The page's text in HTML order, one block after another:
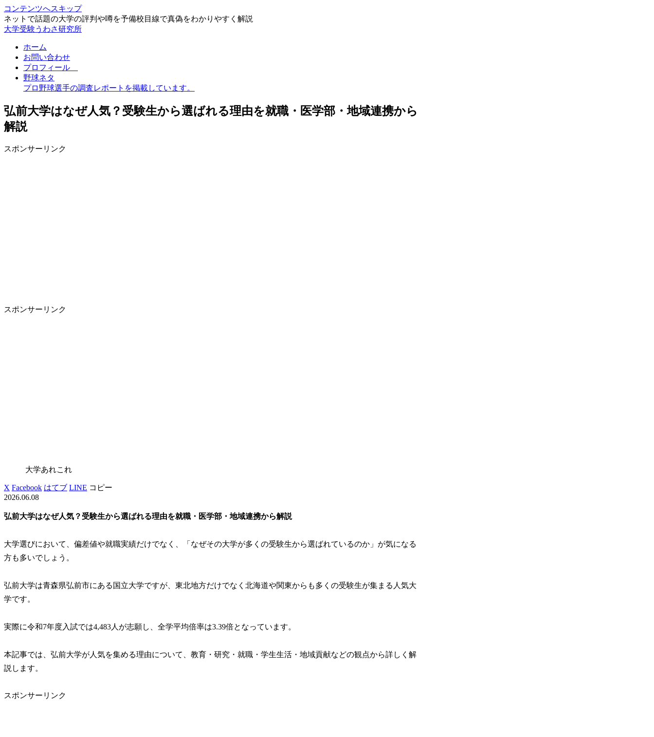
コンテンツへスキップ
ネットで話題の大学の評判や噂を予備校目線で真偽をわかりやすく解説
大学受験うわさ研究所
ホーム
お問い合わせ
プロフィール
野球ネタ
プロ野球選手の調査レポートを掲載しています。
弘前大学はなぜ人気？受験生から選ばれる理由を就職・医学部・地域連携から
解説
スポンサーリンク
スポンサーリンク
大学あれこれ
X Facebook はてブ LINE コピー
2026.06.08
弘前大学はなぜ人気？受験生から選ばれる理由を就職・医学部・地域連携から解説
大学選びにおいて、偏差値や就職実績だけでなく、「なぜその大学が多くの受験生から選ばれているのか」が気になる
方も多いでしょう。
弘前大学は青森県弘前市にある国立大学ですが、東北地方だけでなく北海道や関東からも多くの受験生が集まる人気大
学です。
実際に令和7年度入試では4,483人が志願し、全学平均倍率は3.39倍となっています。
本記事では、弘前大学が人気を集める理由について、教育・研究・就職・学生生活・地域貢献などの観点から詳しく解
説します。
スポンサーリンク